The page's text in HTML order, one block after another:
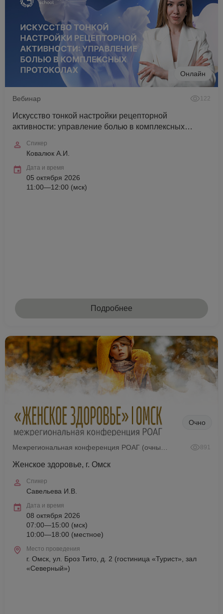
Онлайн
Вебинар 122
Искусство тонкой настройки рецепторной
активности: управление болью в комплексных
Спикер
Ковалюк А.И.
Дата и время
05 октября 2026
11:00—12:00 (мск)
Подробнее
Очно
891
Женское здоровье, г. Омск
Спикер
Савельева И.В.
Дата и время
08 октября 2026
07:00—15:00 (мск)
10:00—18:00 (местное)
Место проведения
г. Омск, ул. Броз Тито, д. 2 (гостиница «Турист», зал
«Северный»)